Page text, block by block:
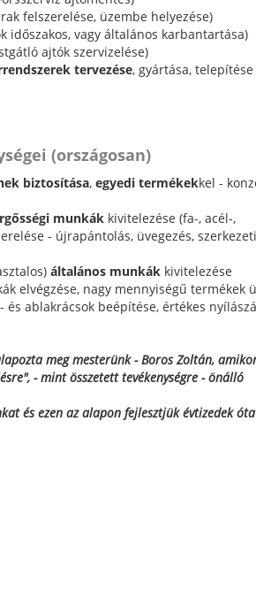
felszerelése, üzembe helyezése)
időszakos, vagy általános karbantartása)
ajtók szervizelése)
tervezése, gyártása, telepítése
(országosan)
biztosítása, egyedi termékekkel -
munkák kivitelezése (fa-, acél-,
- újrapántolás, üvegezés, szerkezeti
általános munkák kivitelezése
elvégzése, nagy mennyiségű termékek
és ablakrácsok beépítése, értékes
meg mesterünk - Boros Zoltán,
- mint összetett tevékenységre - önálló
és ezen az alapon fejlesztjük évtizedek